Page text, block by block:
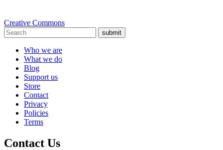
Creative Commons
submit
Who we are
What we do
Blog
Support us
Store
Contact
Privacy
Policies
Terms
Contact Us